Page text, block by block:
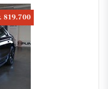
819.700